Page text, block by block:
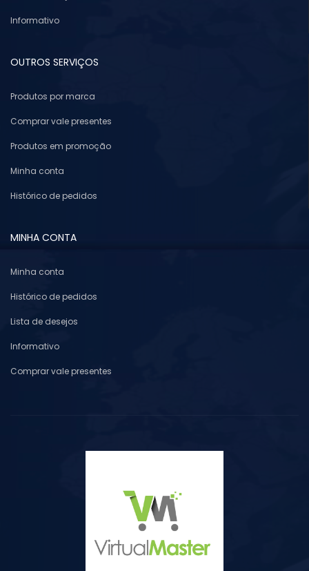
Informativo
OUTROS SERVIÇOS
Produtos por marca
Comprar vale presentes
Produtos em promoção
Minha conta
Histórico de pedidos
MINHA CONTA
Minha conta
Histórico de pedidos
Lista de desejos
Informativo
Comprar vale presentes